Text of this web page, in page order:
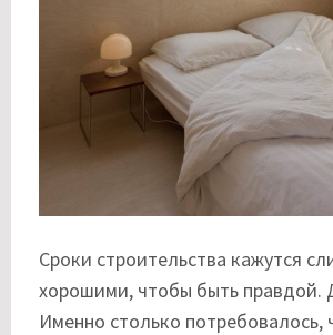
Сроки строительства кажутся
хорошими, чтобы быть правдой.
Именно столько потребовалось,